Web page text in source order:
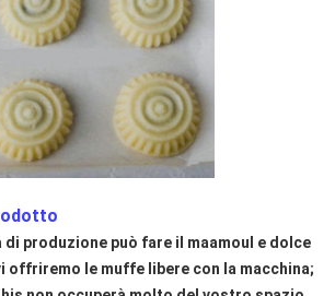
di produzione può fare il maamoul e dolce
offriremo le muffe libere con la macchina;